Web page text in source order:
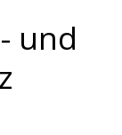
und